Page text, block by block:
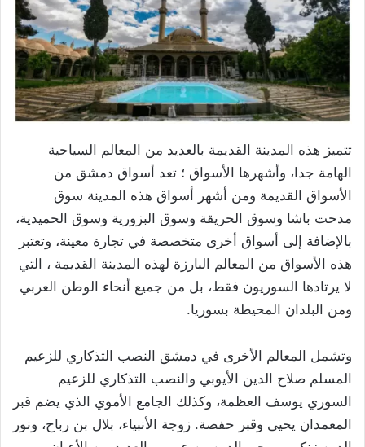
تتميز هذه المدينة القديمة بالعديد من المعالم السياحية
الهامة جدا، وأشهرها الأسواق ؛ تعد أسواق دمشق من
الأسواق القديمة ومن أشهر أسواق هذه المدينة سوق
مدحت باشا وسوق الحريقة وسوق البزورية وسوق الحميدية،
بالإضافة إلى أسواق أخرى متخصصة في تجارة معينة، وتعتبر
هذه الأسواق من المعالم البارزة لهذه المدينة القديمة ، التي
لا يرتادها السوريون فقط، بل من جميع أنحاء الوطن العربي
ومن البلدان المحيطة بسوريا.
وتشمل المعالم الأخرى في دمشق النصب التذكاري للزعيم
المسلم صلاح الدين الأيوبي والنصب التذكاري للزعيم
السوري يوسف العظمة، وكذلك الجامع الأموي الذي يضم قبر
المعمدان يحيى وقبر حفصة. زوجة الأنبياء، بلال بن رباح، ونور